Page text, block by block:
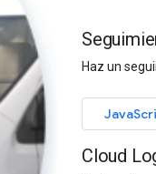
Haz un
Cloud